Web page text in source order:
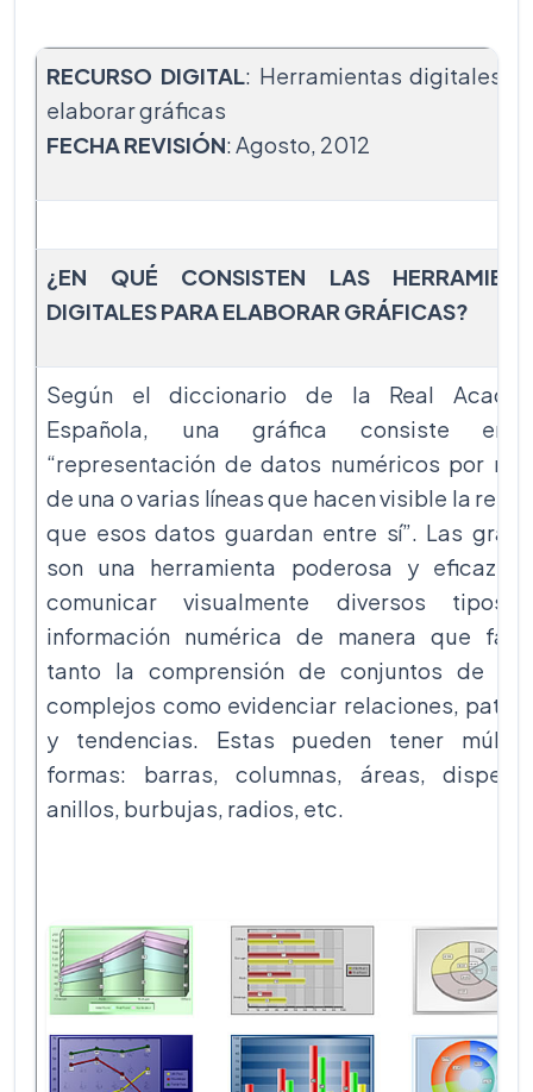
RECURSO DIGITAL: Herramientas digitales
elaborar gráficas
FECHA REVISIÓN: Agosto, 2012
¿EN QUÉ CONSISTEN LAS
DIGITALES PARA ELABORAR GRÁFICAS?
Según el diccionario de la Real
Española, una gráfica consiste en
“representación de datos numéricos por
de una o varias líneas que hacen visible la
que esos datos guardan entre sí”. Las
son una herramienta poderosa y eficaz
comunicar visualmente diversos tipos
información numérica de manera que
tanto la comprensión de conjuntos de
complejos como evidenciar relaciones,
y tendencias. Estas pueden tener
formas: barras, columnas, áreas,
anillos, burbujas, radios, etc.